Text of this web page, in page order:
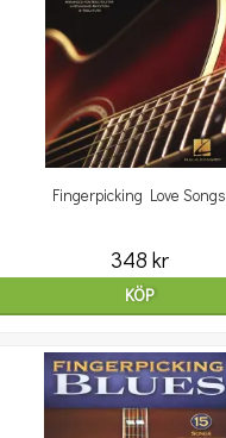
Fingerpicking Love Songs
348 kr
KÖP